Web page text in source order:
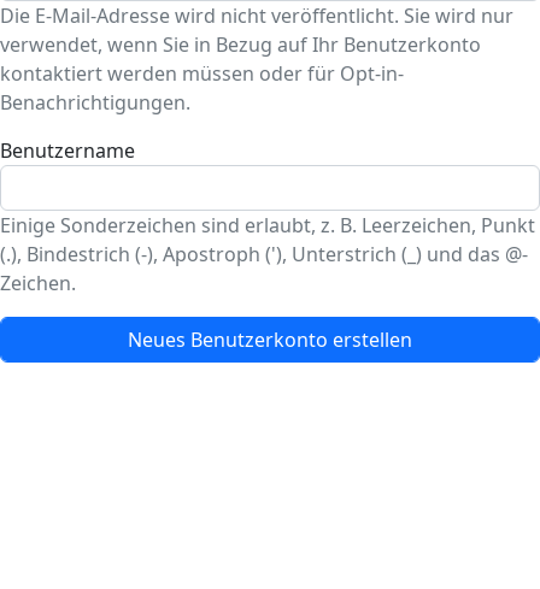
Die E-Mail-Adresse wird nicht veröffentlicht. Sie wird nur
verwendet, wenn Sie in Bezug auf Ihr Benutzerkonto
kontaktiert werden müssen oder für Opt-in-
Benachrichtigungen.
Benutzername
Einige Sonderzeichen sind erlaubt, z. B. Leerzeichen, Punkt
(.), Bindestrich (-), Apostroph ('), Unterstrich (_) und das @-
Zeichen.